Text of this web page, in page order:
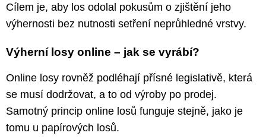
Cílem je, aby los odolal pokusům o zjištění jeho
výhernosti bez nutnosti setření neprůhledné vrstvy.
Výherní losy online – jak se vyrábí?
Online losy rovněž podléhají přísné legislativě, která
se musí dodržovat, a to od výroby po prodej.
Samotný princip online losů funguje stejně, jako je
tomu u papírových losů.